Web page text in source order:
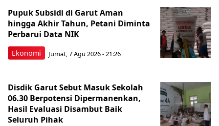
Ekonomi
Pupuk Subsidi di Garut Aman
hingga Akhir Tahun, Petani Diminta
Perbarui Data NIK
Jumat, 7 Agu 2026 - 21:26
Disdik Garut Sebut Masuk Sekolah
06.30 Berpotensi Dipermanenkan,
Hasil Evaluasi Disambut Baik
Seluruh Pihak